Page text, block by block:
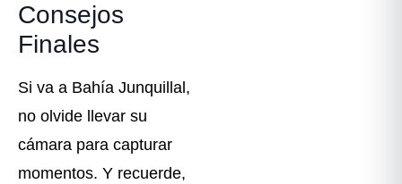
Consejos
Finales
Si va a Bahía Junquillal,
no olvide llevar su
cámara para capturar
momentos. Y recuerde,